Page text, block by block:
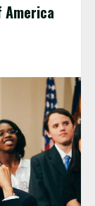
America